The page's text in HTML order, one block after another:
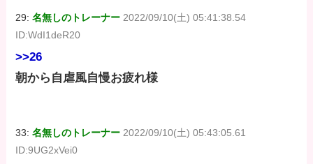
29:名無しのトレーナー 2022/09/10(土) 05:41:38.54
ID:WdI1deR20
>>26
朝から自虐風自慢お疲れ様
33:名無しのトレーナー 2022/09/10(土) 05:43:05.61
ID:9UG2xVei0